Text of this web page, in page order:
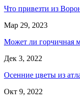
Что привезти из
Мар 29, 2023
Может ли горчичная
Дек 3, 2022
Осенние цветы из
Окт 9, 2022